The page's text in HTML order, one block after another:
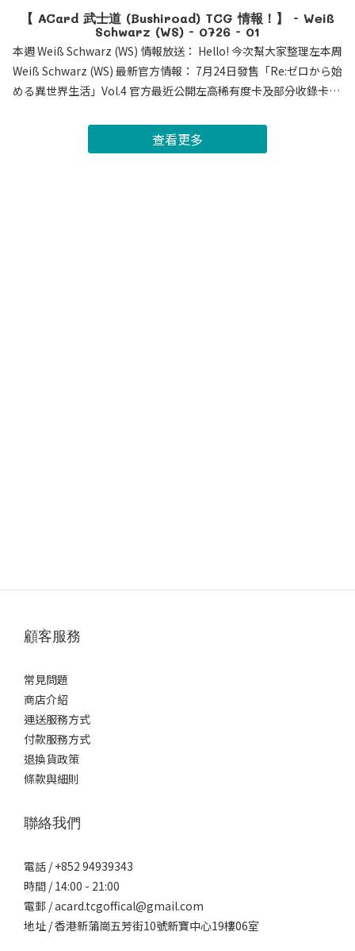
【 ACard 武士道 (Bushiroad) TCG 情報！】 - Weiß
Schwarz (WS) - 0726 - 01
本週 Weiß Schwarz (WS) 情報放送： Hello! 今次幫大家整理左本周
Weiß Schwarz (WS) 最新官方情報： 7月24日發售「Re:ゼロから始
める異世界生活」Vol.4 官方最近公開左高稀有度卡及部分收錄卡牌
?・蕾姆 愛蜜莉雅 新CX連動 : 0Lv. 蕾姆 : 連動派效果 倒置對手 控
查看更多
顧客服務
常見問題
商店介紹
運送服務方式
付款服務方式
退換貨政策
條款與細則
聯絡我們
電話 / +852 94939343
時間 / 14:00 - 21:00
電郵 / acard.tcgoffical@gmail.com
地址 / 香港新蒲崗五芳街10號新寶中心19樓06室